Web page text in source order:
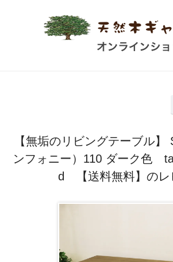
【無垢のリビングテーブル】
ンフォニー）110 ダーク色
d 【送料無料】のレ